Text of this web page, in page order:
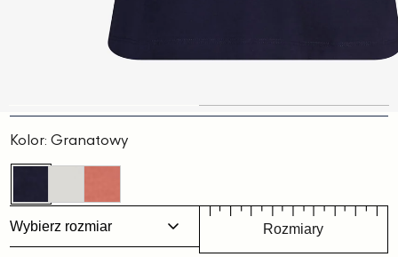
Kolor:Granatowy
Wybierz rozmiar Rozmiary